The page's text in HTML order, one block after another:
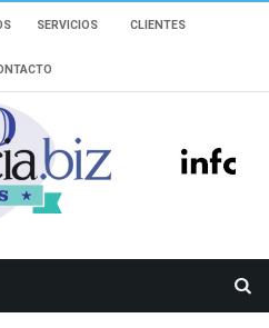
SERVICIOS CLIENTES